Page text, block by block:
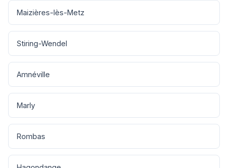
Maizières-lès-Metz
Stiring-Wendel
Amnéville
Marly
Rombas